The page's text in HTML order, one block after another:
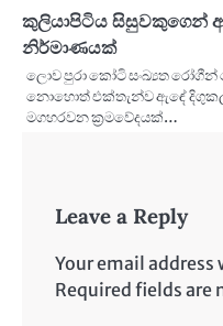
කුලියාපිටිය සිසුවකුගෙන්
නිර්මාණයක්
ලොව පුරා කෝටි සංඛ්‍යත
නොහොත් එක්තැන්ව ඇඳේ
මගහරවන ක්‍රමවේදයක්…
Leave a Reply
Your email
Required fields are